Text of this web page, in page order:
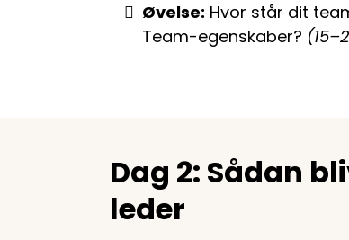
Øvelse: Hvor står dit
Team-egenskaber?
Dag 2: Sådan
leder